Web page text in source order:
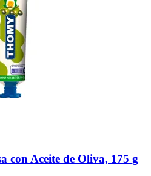
con Aceite de Oliva, 175 g